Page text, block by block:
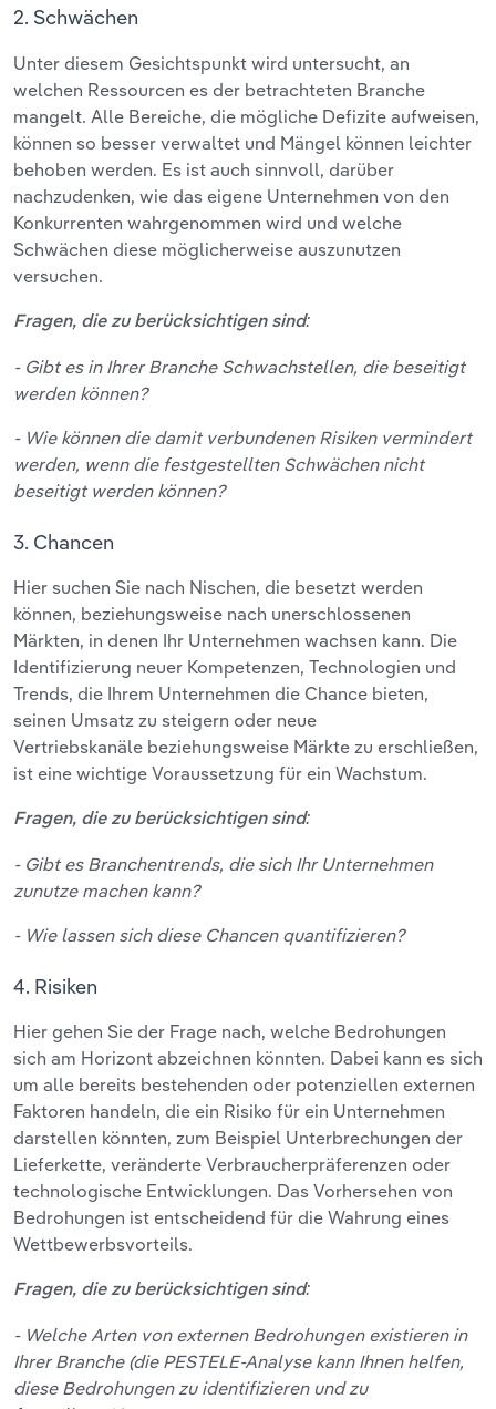
2. Schwächen
Unter diesem Gesichtspunkt wird untersucht, an
welchen Ressourcen es der betrachteten Branche
mangelt. Alle Bereiche, die mögliche Defizite aufweisen,
können so besser verwaltet und Mängel können leichter
behoben werden. Es ist auch sinnvoll, darüber
nachzudenken, wie das eigene Unternehmen von den
Konkurrenten wahrgenommen wird und welche
Schwächen diese möglicherweise auszunutzen
versuchen.
Fragen, die zu berücksichtigen sind:
- Gibt es in Ihrer Branche Schwachstellen, die beseitigt
werden können?
- Wie können die damit verbundenen Risiken vermindert
werden, wenn die festgestellten Schwächen nicht
beseitigt werden können?
3. Chancen
Hier suchen Sie nach Nischen, die besetzt werden
können, beziehungsweise nach unerschlossenen
Märkten, in denen Ihr Unternehmen wachsen kann. Die
Identifizierung neuer Kompetenzen, Technologien und
Trends, die Ihrem Unternehmen die Chance bieten,
seinen Umsatz zu steigern oder neue
Vertriebskanäle beziehungsweise Märkte zu erschließen,
ist eine wichtige Voraussetzung für ein Wachstum.
Fragen, die zu berücksichtigen sind:
- Gibt es Branchentrends, die sich Ihr Unternehmen
zunutze machen kann?
- Wie lassen sich diese Chancen quantifizieren?
4. Risiken
Hier gehen Sie der Frage nach, welche Bedrohungen
sich am Horizont abzeichnen könnten. Dabei kann es sich
um alle bereits bestehenden oder potenziellen externen
Faktoren handeln, die ein Risiko für ein Unternehmen
darstellen könnten, zum Beispiel Unterbrechungen der
Lieferkette, veränderte Verbraucherpräferenzen oder
technologische Entwicklungen. Das Vorhersehen von
Bedrohungen ist entscheidend für die Wahrung eines
Wettbewerbsvorteils.
Fragen, die zu berücksichtigen sind:
- Welche Arten von externen Bedrohungen existieren in
Ihrer Branche (die PESTELE-Analyse kann Ihnen helfen,
diese Bedrohungen zu identifizieren und zu